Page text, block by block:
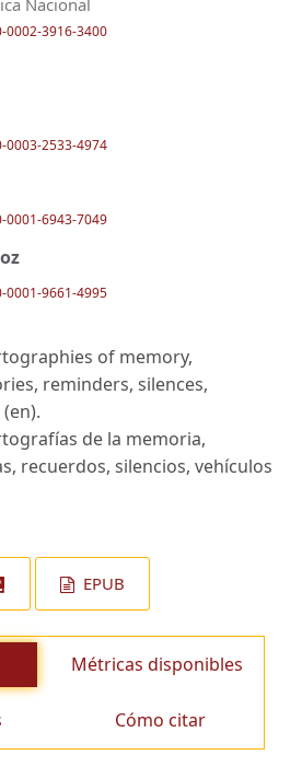
0002-3916-3400
0003-2533-4974
0001-6943-7049
0001-9661-4995
of memory,
reminders, silences,
de la memoria,
recuerdos, silencios, vehículos
EPUB
Métricas disponibles
Cómo citar